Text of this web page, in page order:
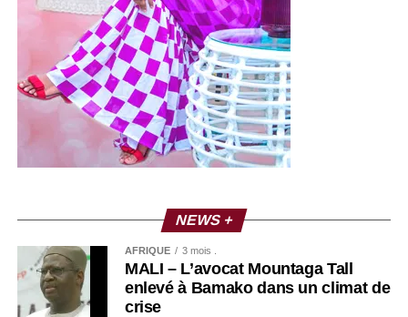
NEWS +
AFRIQUE 3 mois .
MALI – L’avocat Mountaga Tall
enlevé à Bamako dans un climat de
crise